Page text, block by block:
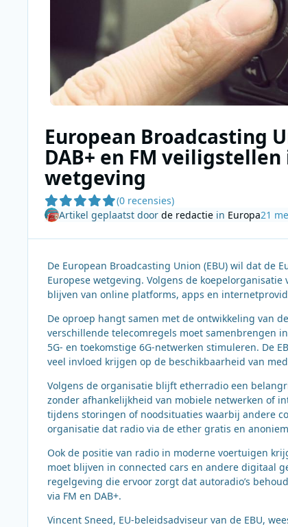
European Broadcasting
DAB+ en FM
wetgeving
(0 recensies)
Artikel geplaatst door de redactiein Europa21
De European Broadcasting Union (EBU) wil dat de
Europese wetgeving. Volgens de
blijven van online platforms, apps en
De oproep hangt samen met de ontwikkeling van
verschillende telecomregels moet samenbrengen
5G- en toekomstige 6G-netwerken stimuleren. De
veel invloed krijgen op de beschikbaarheid van
Volgens de organisatie blijft etherradio een
zonder afhankelijkheid van mobiele netwerken of
tijdens storingen of noodsituaties waarbij andere
organisatie dat radio via de ether gratis en
Ook de positie van radio in moderne voertuigen
moet blijven in connected cars en andere digitaal
regelgeving die ervoor zorgt dat autoradio’s
via FM en DAB+.
Vincent Sneed, EU-beleidsadviseur van de EBU,